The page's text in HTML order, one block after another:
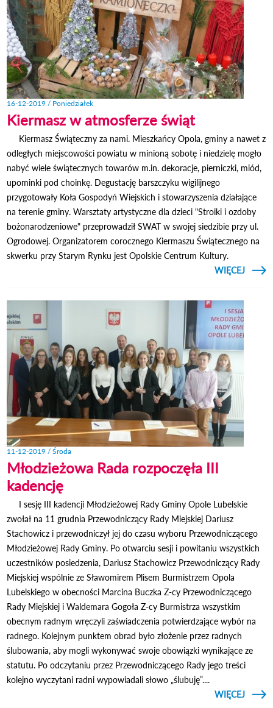
16-12-2019 / Poniedziałek
Kiermasz w atmosferze świąt
Kiermasz Świąteczny za nami. Mieszkańcy Opola, gminy a nawet z
odległych miejscowości powiatu w minioną sobotę i niedzielę mogło
nabyć wiele świątecznych towarów m.in. dekoracje, pierniczki, miód,
upominki pod choinkę. Degustację barszczyku wigilijnego
przygotowały Koła Gospodyń Wiejskich i stowarzyszenia działające
na terenie gminy. Warsztaty artystyczne dla dzieci "Stroiki i ozdoby
bożonarodzeniowe" przeprowadził SWAT w swojej siedzibie przy ul.
Ogrodowej. Organizatorem corocznego Kiermaszu Świątecznego na
skwerku przy Starym Rynku jest Opolskie Centrum Kultury.
CZYTAJ
WIĘCEJ
O
11-12-2019 / Środa
Młodzieżowa Rada rozpoczęła III
kadencję
I sesję III kadencji Młodzieżowej Rady Gminy Opole Lubelskie
zwołał na 11 grudnia Przewodniczący Rady Miejskiej Dariusz
Stachowicz i przewodniczył jej do czasu wyboru Przewodniczącego
Młodzieżowej Rady Gminy. Po otwarciu sesji i powitaniu wszystkich
uczestników posiedzenia, Dariusz Stachowicz Przewodniczący Rady
Miejskiej wspólnie ze Sławomirem Plisem Burmistrzem Opola
Lubelskiego w obecności Marcina Buczka Z-cy Przewodniczącego
Rady Miejskiej i Waldemara Gogoła Z-cy Burmistrza wszystkim
obecnym radnym wręczyli zaświadczenia potwierdzające wybór na
radnego. Kolejnym punktem obrad było złożenie przez radnych
ślubowania, aby mogli wykonywać swoje obowiązki wynikające ze
statutu. Po odczytaniu przez Przewodniczącego Rady jego treści
kolejno wyczytani radni wypowiadali słowo „ślubuję”....
CZYTAJ
WIĘCEJ